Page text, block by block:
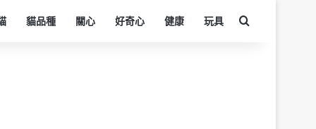
貓品種 關心 好奇心 健康 玩具 搜尋